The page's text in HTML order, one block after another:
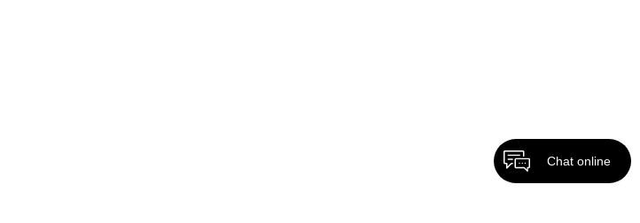
Chat online